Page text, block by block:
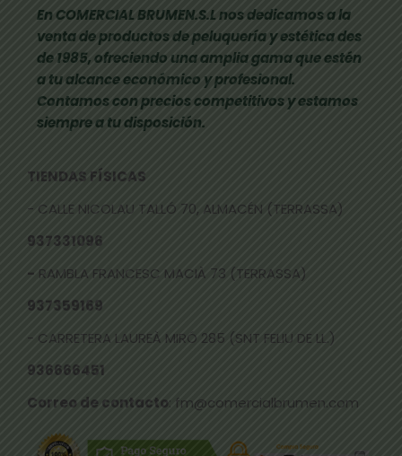
En COMERCIAL BRUMEN.S.L nos dedicamos a la
venta de productos de peluquería y estética des
de 1985, ofreciendo una amplia gama que estén
a tu alcance económico y profesional.
Contamos con precios competitivos y estamos
siempre a tu disposición.
TIENDAS FÍSICAS
- CALLE NICOLAU TALLÓ 70, ALMACÉN (TERRASSA)
937331096
- RAMBLA FRANCESC MACIÀ 73 (TERRASSA)
937359169
- CARRETERA LAUREÀ MIRÓ 285 (SNT FELIU DE LL.)
936666451
Correo de contacto: fm@comercialbrumen.com